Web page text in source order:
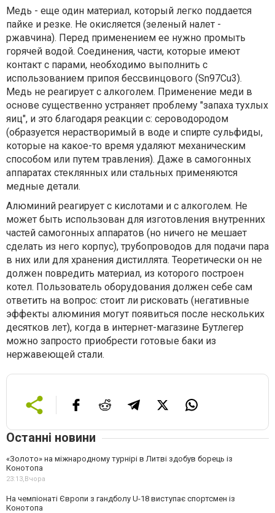
Медь - еще один материал, который легко поддается
пайке и резке. Не окисляется (зеленый налет -
ржавчина). Перед применением ее нужно промыть
горячей водой. Соединения, части, которые имеют
контакт с парами, необходимо выполнить с
использованием припоя бессвинцового (Sn97Cu3).
Медь не реагирует с алкоголем. Применение меди в
основе существенно устраняет проблему "запаха тухлых
яиц", и это благодаря реакции с: сероводородом
(образуется нерастворимый в воде и спирте сульфиды,
которые на какое-то время удаляют механическим
способом или путем травления). Даже в самогонных
аппаратах стеклянных или стальных применяются
медные детали.
Алюминий реагирует с кислотами и с алкоголем. Не
может быть использован для изготовления внутренних
частей самогонных аппаратов (но ничего не мешает
сделать из него корпус), трубопроводов для подачи пара
в них или для хранения дистиллята. Теоретически он не
должен повредить материал, из которого построен
котел. Пользователь оборудования должен себе сам
ответить на вопрос: стоит ли рисковать (негативные
эффекты алюминия могут появиться после нескольких
десятков лет), когда в интернет-магазине Бутлегер
можно запросто приобрести готовые баки из
нержавеющей стали.
Останні новини
«Золото» на міжнародному турнірі в Литві здобув борець із
Конотопа
23:13,Вчора
На чемпіонаті Європи з гандболу U-18 виступає спортсмен із
Конотопа